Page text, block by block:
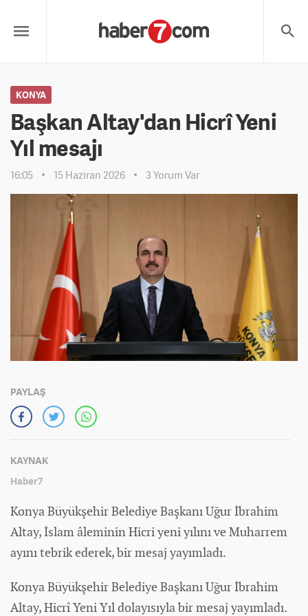
KONYA
Başkan Altay'dan Hicrî Yeni
Yıl mesajı
16:05 15 Haziran 2026 3 Yorum Var
PAYLAŞ
KAYNAK
Haber7
Konya Büyükşehir Belediye Başkanı Uğur İbrahim
Altay, İslam âleminin Hicri yeni yılını ve Muharrem
ayını tebrik ederek, bir mesaj yayımladı.
Konya Büyükşehir Belediye Başkanı Uğur İbrahim
Altay, Hicrî Yeni Yıl dolayısıyla bir mesaj yayımladı.